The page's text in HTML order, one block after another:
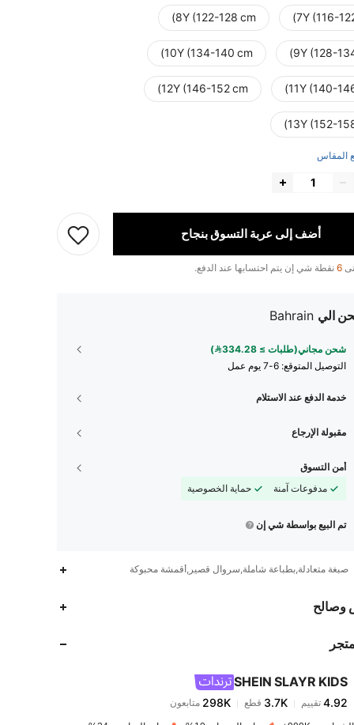
7Y (116-
8Y (122-128 cm)
9Y (128-
10Y (134-140 cm)
11Y (140-
12Y (146-152 cm)
13Y (152-
المقاس
أضف إلى عربة التسوق بنجاح
6 نقطة شي إن يتم احتسابها عند الدفع.
الي Bahrain
شحن مجاني(طلبات ≥ 334.28)
التوصيل المتوقع: 6-7 يوم عمل
خدمة الدفع عند الاستلام
مقبولة الإرجاع
أمن التسوق
مدفوعات آمنة
حماية الخصوصية
تم البيع بواسطة شي إن
صبغة متعادلة,بطباعة شاملة,سروال قصير,أقمشة محبوكة
وصالح
SHEIN SLAYR KIDS
4.92
4.92
3.7K
298Kمتابعون
s***h تم دفعمنذ 1 يوم